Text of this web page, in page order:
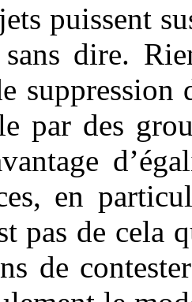
puissent
sans dire.
suppression
par des
en
pas de cela
de